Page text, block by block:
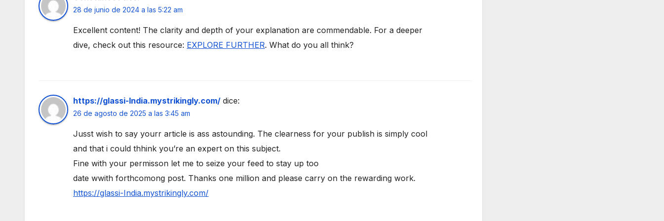
28 de junio de 2024 a las 5:22 am
Excellent content! The clarity and depth of your explanation are commendable. For a deeper
dive, check out this resource: EXPLORE FURTHER. What do you all think?
https://glassi-India.mystrikingly.com/ dice:
26 de agosto de 2025 a las 3:45 am
Jusst wish to say yourr article is ass astounding. The clearness for your publish is simply cool
and that i could thhink you’re an expert on this subject.
Fine with your permisson let me to seize your feed to stay up too
date wwith forthcomong post. Thanks one million and please carry on the rewarding work.
https://glassi-India.mystrikingly.com/